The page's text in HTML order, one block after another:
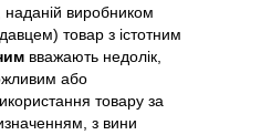
наданій виробником
товар з істотним
вважають недолік,
або
товару за
з вини